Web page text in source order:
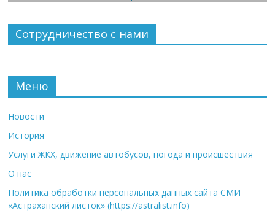
Сотрудничество с нами
Меню
Новости
История
Услуги ЖКХ, движение автобусов, погода и происшествия
О нас
Политика обработки персональных данных сайта СМИ
«Астраханский листок» (https://astralist.info)